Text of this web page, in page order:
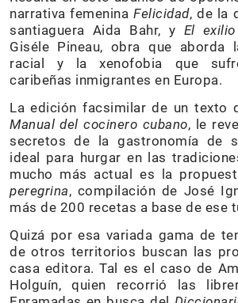
narrativa femeninaFelicidad, de la
santiaguera Aida Bahr, y El
Giséle Pineau, obra que aborda
racial y la xenofobia que
caribeñas inmigrantes en Europa.
La edición facsimilar de un texto
Manual del cocinero cubano, le
secretos de la gastronomía de
ideal para hurgar en las
mucho más actual es la
peregrina, compilación de José
más de 200 recetas a base de ese
Quizá por esa variada gama de
de otros territorios buscan las
casa editora. Tal es el caso de
Holguín, quien recorrió las